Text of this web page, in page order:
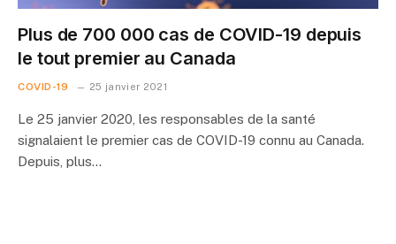
Plus de 700 000 cas de COVID-19 depuis
le tout premier au Canada
COVID-19 25 janvier 2021
Le 25 janvier 2020, les responsables de la santé
signalaient le premier cas de COVID-19 connu au Canada.
Depuis, plus…